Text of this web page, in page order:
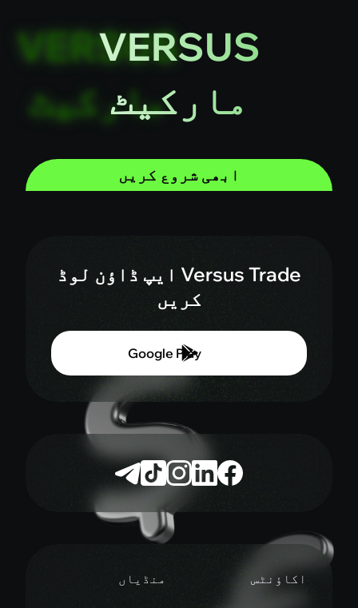
VERSUS
مارکیٹ
ابھی شروع کریں
Versus Trade ایپ ڈاؤن لوڈ
کریں
Google Play